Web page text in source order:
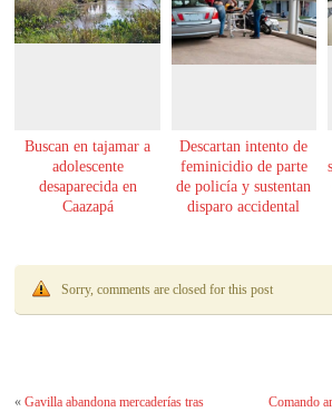
Buscan en tajamar a
adolescente
desaparecida en
Caazapá
Descartan intento de
feminicidio de parte
de policía y sustentan
disparo accidental
Sorry, comments are closed for this post
«Gavilla abandona mercaderías tras
Comando